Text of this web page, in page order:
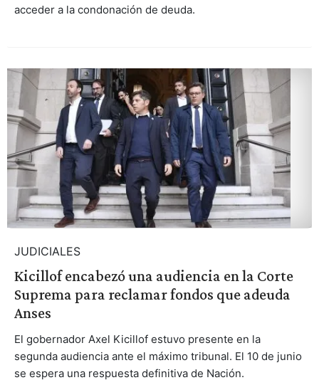
acceder a la condonación de deuda.
JUDICIALES
Kicillof encabezó una audiencia en la Corte
Suprema para reclamar fondos que adeuda
Anses
El gobernador Axel Kicillof estuvo presente en la
segunda audiencia ante el máximo tribunal. El 10 de junio
se espera una respuesta definitiva de Nación.